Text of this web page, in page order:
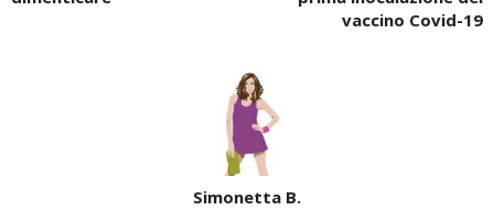
vaccino Covid-19
Simonetta B.